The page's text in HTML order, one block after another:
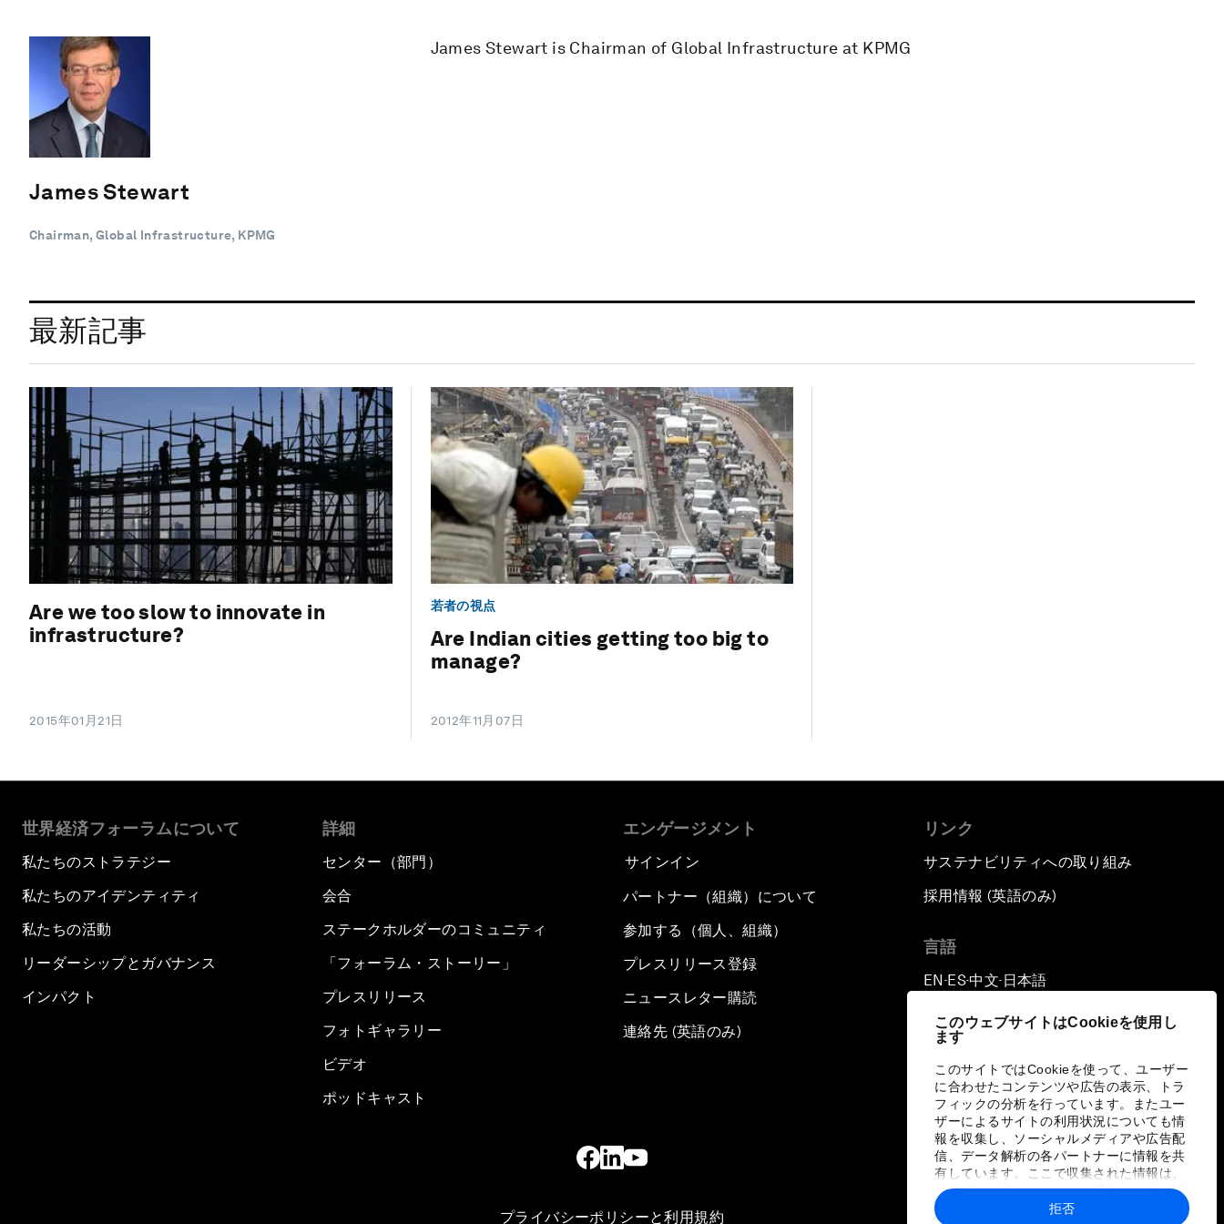
このウェブサイトはCookieを使用し
ます
このサイトではCookieを使って、ユーザー
に合わせたコンテンツや広告の表示、トラ
フィックの分析を行っています。またユー
ザーによるサイトの利用状況についても情
報を収集し、ソーシャルメディアや広告配
信、データ解析の各パートナーに情報を共
有しています。ここで収集された情報は、
ユーザーが各パートナーに提供した他の情
報や各パートナーのサービスを使用した際
拒否
James Stewart
Chairman, Global Infrastructure, KPMG
James Stewart is Chairman of Global Infrastructure at KPMG
最新記事
Are we too slow to innovate in
infrastructure?
2015年01月21日
若者の視点
Are Indian cities getting too big to
manage?
2012年11月07日
世界経済フォーラムについて
私たちのストラテジー
私たちのアイデンティティ
私たちの活動
リーダーシップとガバナンス
インパクト
詳細
センター（部門）
会合
ステークホルダーのコミュニティ
「フォーラム・ストーリー」
プレスリリース
フォトギャラリー
ビデオ
ポッドキャスト
エンゲージメント
サインイン
パートナー（組織）について
参加する（個人、組織）
プレスリリース登録
ニュースレター購読
連絡先 (英語のみ)
リンク
サステナビリティへの取り組み
採用情報 (英語のみ)
言語
EN ▪ ES▪中文▪ 日本語
プライバシーポリシーと利用規約